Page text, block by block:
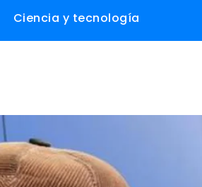
Ciencia y tecnología